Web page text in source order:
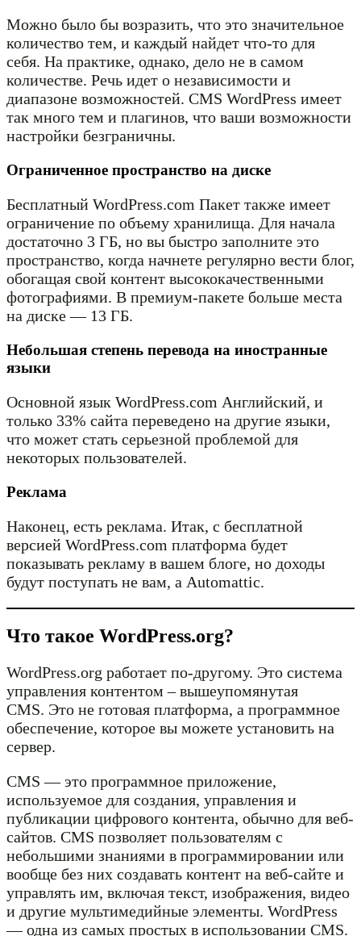
Можно было бы возразить, что это значительное
количество тем, и каждый найдет что-то для
себя. На практике, однако, дело не в самом
количестве. Речь идет о независимости и
диапазоне возможностей. CMS WordPress имеет
так много тем и плагинов, что ваши возможности
настройки безграничны.
Ограниченное пространство на диске
Бесплатный WordPress.com Пакет также имеет
ограничение по объему хранилища. Для начала
достаточно 3 ГБ, но вы быстро заполните это
пространство, когда начнете регулярно вести блог,
обогащая свой контент высококачественными
фотографиями. В премиум-пакете больше места
на диске — 13 ГБ.
Небольшая степень перевода на иностранные
языки
Основной язык WordPress.com Английский, и
только 33% сайта переведено на другие языки,
что может стать серьезной проблемой для
некоторых пользователей.
Реклама
Наконец, есть реклама. Итак, с бесплатной
версией WordPress.com платформа будет
показывать рекламу в вашем блоге, но доходы
будут поступать не вам, а Automattic.
Что такое WordPress.org?
WordPress.org работает по-другому. Это система
управления контентом – вышеупомянутая
CMS. Это не готовая платформа, а программное
обеспечение, которое вы можете установить на
сервер.
CMS — это программное приложение,
используемое для создания, управления и
публикации цифрового контента, обычно для веб-
сайтов. CMS позволяет пользователям с
небольшими знаниями в программировании или
вообще без них создавать контент на веб-сайте и
управлять им, включая текст, изображения, видео
и другие мультимедийные элементы. WordPress
— одна из самых простых в использовании CMS.